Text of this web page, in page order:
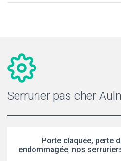
Serrurier pas cher
Porte claquée, perte
endommagée, nos